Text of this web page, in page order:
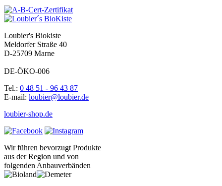
Loubier's Biokiste
Meldorfer Straße 40
D-25709 Marne
DE-ÖKO-006
Tel.: 0 48 51 - 96 43 87
E-mail: loubier@loubier.de
loubier-shop.de
Wir führen bevorzugt Produkte
aus der Region und von
folgenden Anbauverbänden